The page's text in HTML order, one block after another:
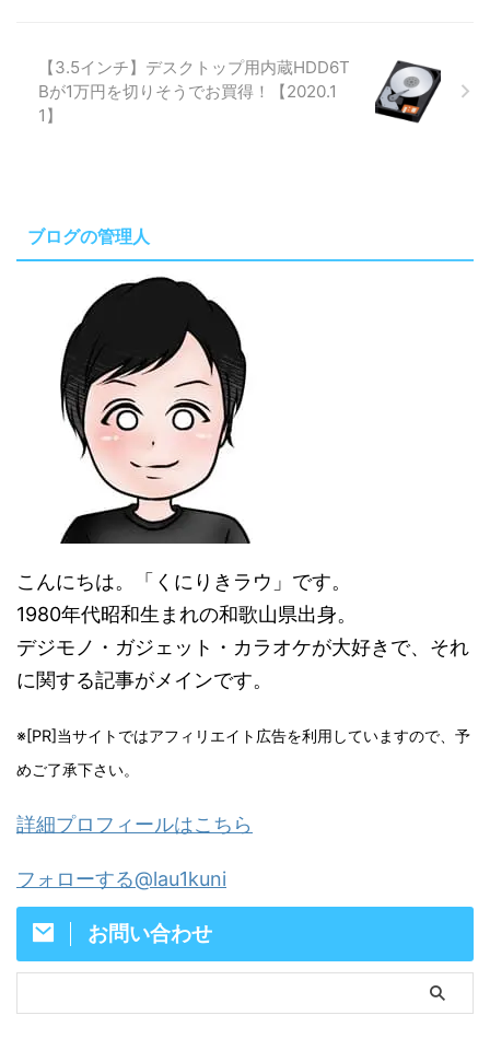
【3.5インチ】デスクトップ用内蔵HDD6T
Bが1万円を切りそうでお買得！【2020.1
1】
ブログの管理人
こんにちは。「くにりきラウ」です。
1980年代昭和生まれの和歌山県出身。
デジモノ・ガジェット・カラオケが大好きで、それ
に関する記事がメインです。
※[PR]当サイトではアフィリエイト広告を利用していますので、予
めご了承下さい。
詳細プロフィールはこちら
フォローする@lau1kuni
お問い合わせ